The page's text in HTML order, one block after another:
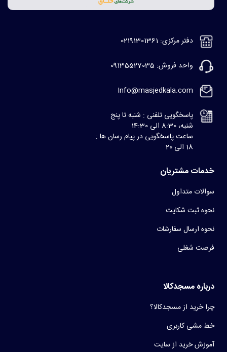
دفتر مرکزی: 02191301361
واحد فروش: 09135527035
Info@masjedkala.com
پاسخگویی تلفنی : شنبه تا پنج
شنبه، 8:30 الی 14:30
ساعت پاسخگویی در پیام رسان ها :
18 الی 20
خدمات مشتریان
سوالات متداول
نحوه ثبت شکایت
نحوه ارسال سفارشات
فرصت شغلی
درباره مسجدکالا
چرا خرید از مسجدکالا؟
خط مشی کاربری
آموزش خرید از سایت